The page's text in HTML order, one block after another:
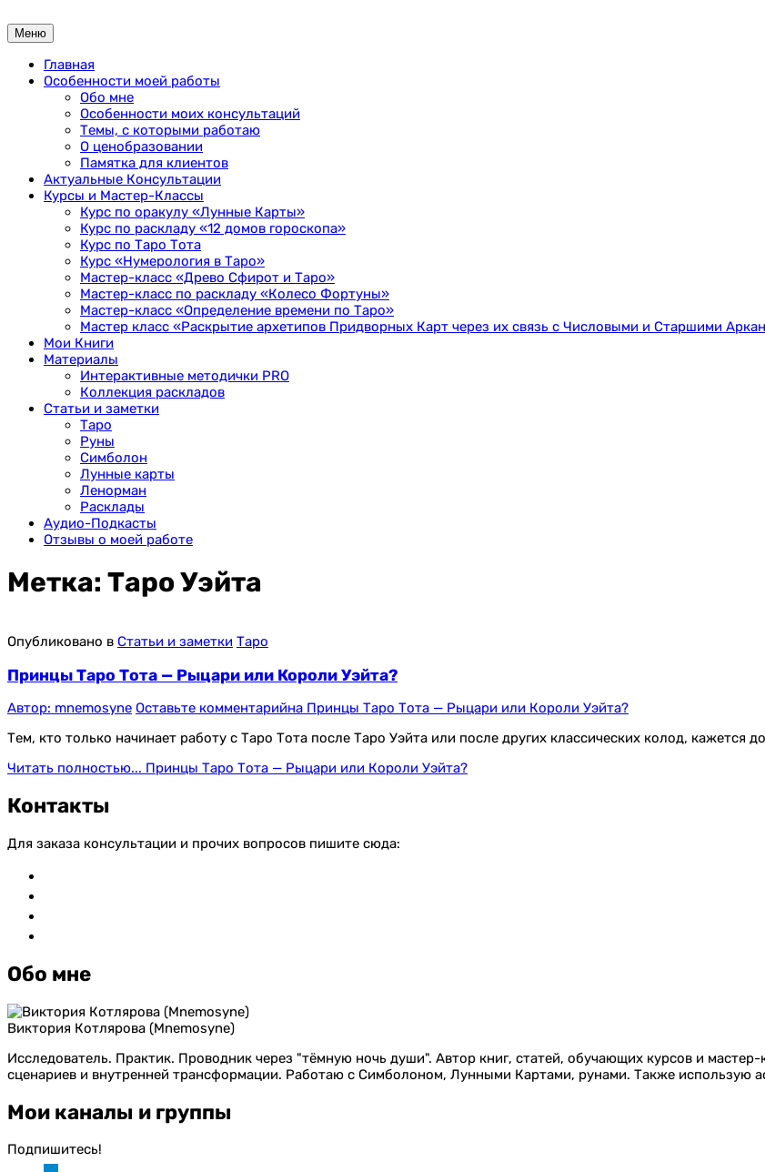
к
содержимому
Меню
Главная
Особенности моей работы
Обо мне
Особенности моих консультаций
Темы, с которыми работаю
О ценобразовании
Памятка для клиентов
Актуальные Консультации
Курсы и Мастер-Классы
Курс по оракулу «Лунные Карты»
Курс по раскладу «12 домов гороскопа»
Курс по Таро Тота
Курс «Нумерология в Таро»
Мастер-класс «Древо Сфирот и Таро»
Мастер-класс по раскладу «Колесо Фортуны»
Мастер-класс «Определение времени по Таро»
Мастер класс «Раскрытие архетипов Придворных Карт через их связь с Числовыми и Старшими
Мои Книги
Материалы
Интерактивные методички PRO
Коллекция раскладов
Статьи и заметки
Таро
Руны
Симболон
Лунные карты
Ленорман
Расклады
Аудио-Подкасты
Отзывы о моей работе
Метка: Таро Уэйта
Опубликовано в Статьи и заметки Таро
Принцы Таро Тота — Рыцари или Короли Уэйта?
Автор: mnemosyne Оставьте комментарийна Принцы Таро Тота — Рыцари или Короли Уэйта?
Тем, кто только начинает работу с Таро Тота после Таро Уэйта или после других классических колод, кажется
Читать полностью... Принцы Таро Тота — Рыцари или Короли Уэйта?
Контакты
Для заказа консультации и прочих вопросов пишите сюда:
Обо мне
Виктория Котлярова (Mnemosyne)
Исследователь. Практик. Проводник через "тёмную ночь души". Автор книг, статей, обучающих курсов и
сценариев и внутренней трансформации. Работаю с Симболоном, Лунными Картами, рунами. Также использую
Мои каналы и группы
Подпишитесь!